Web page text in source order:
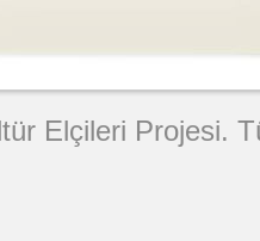
Elçileri Projesi.